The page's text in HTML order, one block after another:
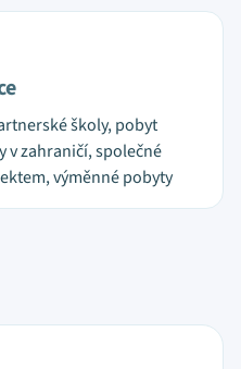
školy, pobyt
v zahraničí, společné
výměnné pobyty